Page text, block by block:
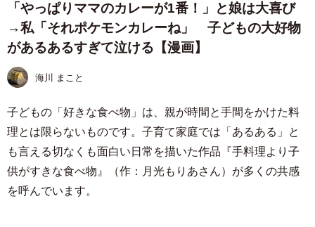
「やっぱりママのカレーが1番！」と娘は大喜び
→私「それポケモンカレーね」 子どもの大好物
があるあるすぎて泣ける【漫画】
海川 まこと
子どもの「好きな食べ物」は、親が時間と手間をかけた料
理とは限らないものです。子育て家庭では「あるある」と
も言える切なくも面白い日常を描いた作品『手料理より子
供がすきな食べ物』（作：月光もりあさん）が多くの共感
を呼んでいます。